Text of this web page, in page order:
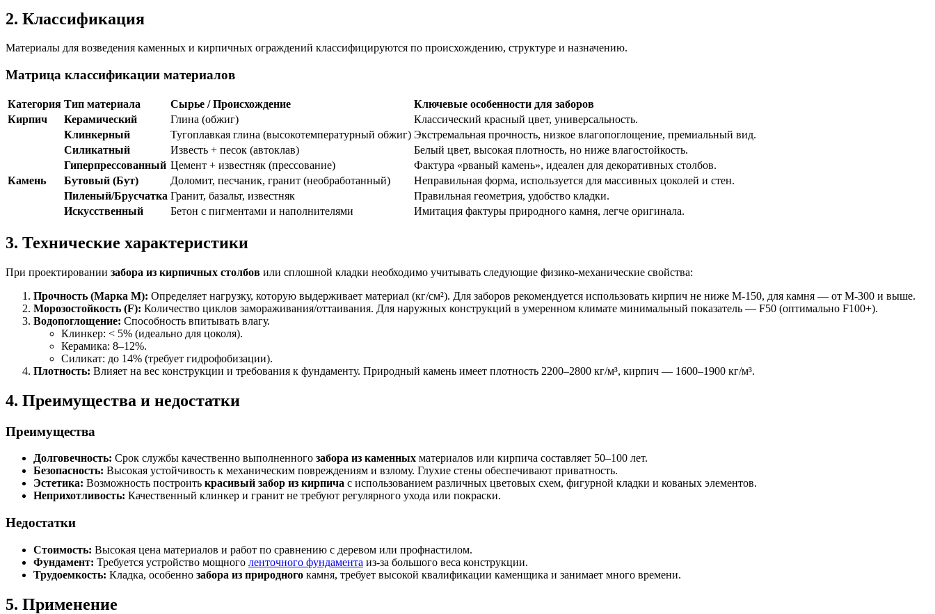
2. Классификация
Материалы для возведения каменных и кирпичных ограждений классифицируются по происхождению, структуре и назначению.
Матрица классификации материалов
Категория Тип материала Сырье / Происхождение
Ключевые особенности для заборов
Кирпич
Керамический Глина (обжиг)
Классический красный цвет, универсальность.
Клинкерный
Тугоплавкая глина (высокотемпературный обжиг) Экстремальная прочность, низкое влагопоглощение, премиальный вид.
Силикатный
Известь + песок (автоклав)
Белый цвет, высокая плотность, но ниже влагостойкость.
Гиперпрессованный Цемент + известняк (прессование)
Фактура «рваный камень», идеален для декоративных столбов.
Камень
Бутовый (Бут) Доломит, песчаник, гранит (необработанный)
Неправильная форма, используется для массивных цоколей и стен.
Пиленый/Брусчатка Гранит, базальт, известняк
Правильная геометрия, удобство кладки.
Искусственный
Бетон с пигментами и наполнителями Имитация фактуры природного камня, легче оригинала.
3. Технические характеристики
При проектировании забора из кирпичных столбов или сплошной кладки необходимо учитывать следующие физико-механические свойства:
Прочность (Марка М): Определяет нагрузку, которую выдерживает материал (кг/см²). Для заборов рекомендуется использовать кирпич не ниже М-150, для камня — от М-300 и выше.
Морозостойкость (F): Количество циклов замораживания/оттаивания. Для наружных конструкций в умеренном климате минимальный показатель — F50 (оптимально F100+).
Водопоглощение: Способность впитывать влагу.
Клинкер: < 5% (идеально для цоколя).
Керамика: 8–12%.
Силикат: до 14% (требует гидрофобизации).
Плотность: Влияет на вес конструкции и требования к фундаменту. Природный камень имеет плотность 2200–2800 кг/м³, кирпич — 1600–1900 кг/м³.
4. Преимущества и недостатки
Преимущества
Долговечность: Срок службы качественно выполненного забора из каменных материалов или кирпича составляет 50–100 лет.
Безопасность: Высокая устойчивость к механическим повреждениям и взлому. Глухие стены обеспечивают приватность.
Эстетика: Возможность построить красивый забор из кирпича с использованием различных цветовых схем, фигурной кладки и кованых элементов.
Неприхотливость: Качественный клинкер и гранит не требуют регулярного ухода или покраски.
Недостатки
Стоимость: Высокая цена материалов и работ по сравнению с деревом или профнастилом.
Фундамент: Требуется устройство мощного ленточного фундамента из-за большого веса конструкции.
Трудоемкость: Кладка, особенно забора из природного камня, требует высокой квалификации каменщика и занимает много времени.
5. Применение